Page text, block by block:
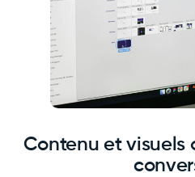
Contenu et visuels